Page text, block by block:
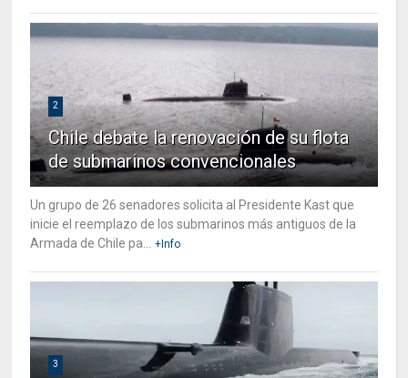
2
Chile debate la renovación de su flota
de submarinos convencionales
Un grupo de 26 senadores solicita al Presidente Kast que
inicie el reemplazo de los submarinos más antiguos de la
Armada de Chile pa...
+Info
3